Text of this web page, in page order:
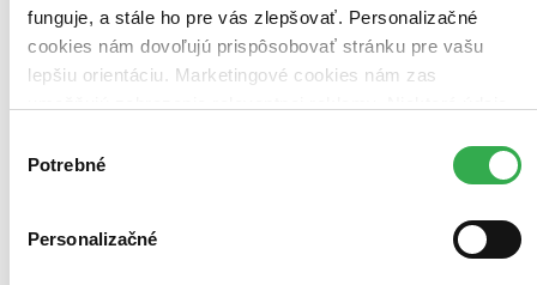
funguje, a stále ho pre vás zlepšovať. Personalizačné
cookies nám dovoľujú prispôsobovať stránku pre vašu
lepšiu orientáciu. Marketingové cookies nám zas
keby sme mohli používať všetky tieto cookies. Ďakujeme!
súhlasu
Potrebné
Personalizačné
Bestsellery
Top hodnotené
Najvyššia zľava
Použité filtre
Zrušiť filtre